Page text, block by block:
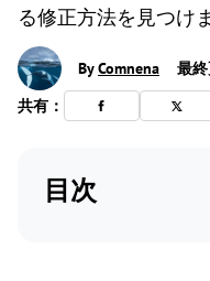
る修正方法を見つけ
ByComnena
最
共有：
目次